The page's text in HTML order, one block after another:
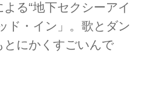
る“地下セクシーアイ
ド・イン」。歌とダン
とにかくすごいんで